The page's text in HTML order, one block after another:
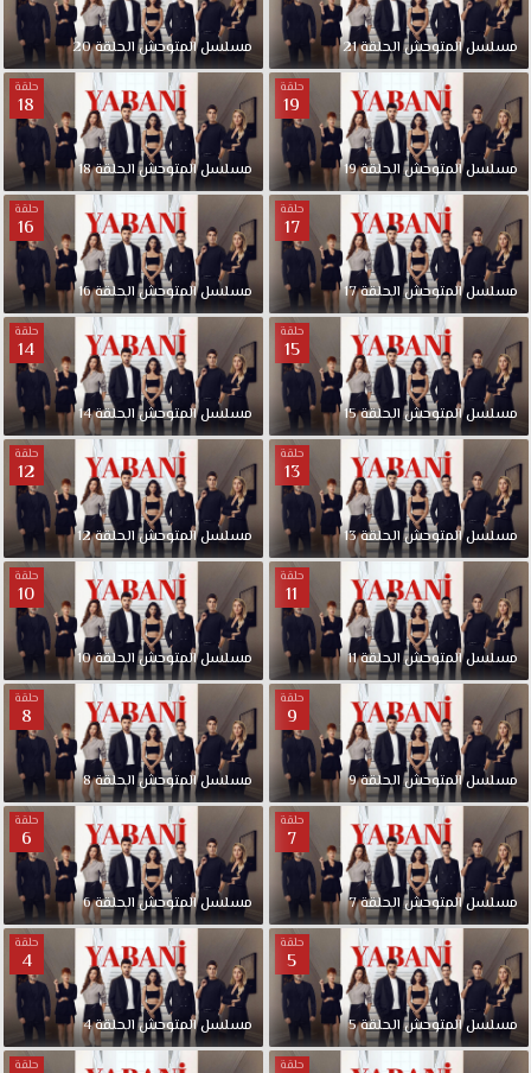
مسلسل المتوحش الحلقة 21 مسلسل المتوحش الحلقة 20
حلقة
19
مسلسل المتوحش الحلقة 19
حلقة
18
مسلسل المتوحش الحلقة 18
حلقة
17
مسلسل المتوحش الحلقة 17
حلقة
16
مسلسل المتوحش الحلقة 16
حلقة
15
مسلسل المتوحش الحلقة 15
حلقة
14
مسلسل المتوحش الحلقة 14
حلقة
13
مسلسل المتوحش الحلقة 13
حلقة
12
مسلسل المتوحش الحلقة 12
حلقة
11
مسلسل المتوحش الحلقة 11
حلقة
10
مسلسل المتوحش الحلقة 10
حلقة
9
مسلسل المتوحش الحلقة 9
حلقة
8
مسلسل المتوحش الحلقة 8
حلقة
7
مسلسل المتوحش الحلقة 7
حلقة
6
مسلسل المتوحش الحلقة 6
حلقة
5
مسلسل المتوحش الحلقة 5
حلقة
4
مسلسل المتوحش الحلقة 4
حلقة حلقة